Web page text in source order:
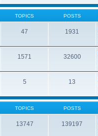
TOPICS POSTS
47 1931
1571 32600
5 13
TOPICS POSTS
13747 139197